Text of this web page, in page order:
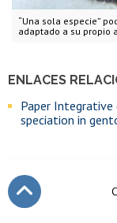
“Una sola especie”
adaptado a su propio
ENLACES
Paper Integrative
speciation in